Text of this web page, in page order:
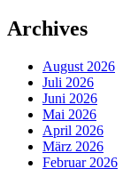
Archives
August 2026
Juli 2026
Juni 2026
Mai 2026
April 2026
März 2026
Februar 2026